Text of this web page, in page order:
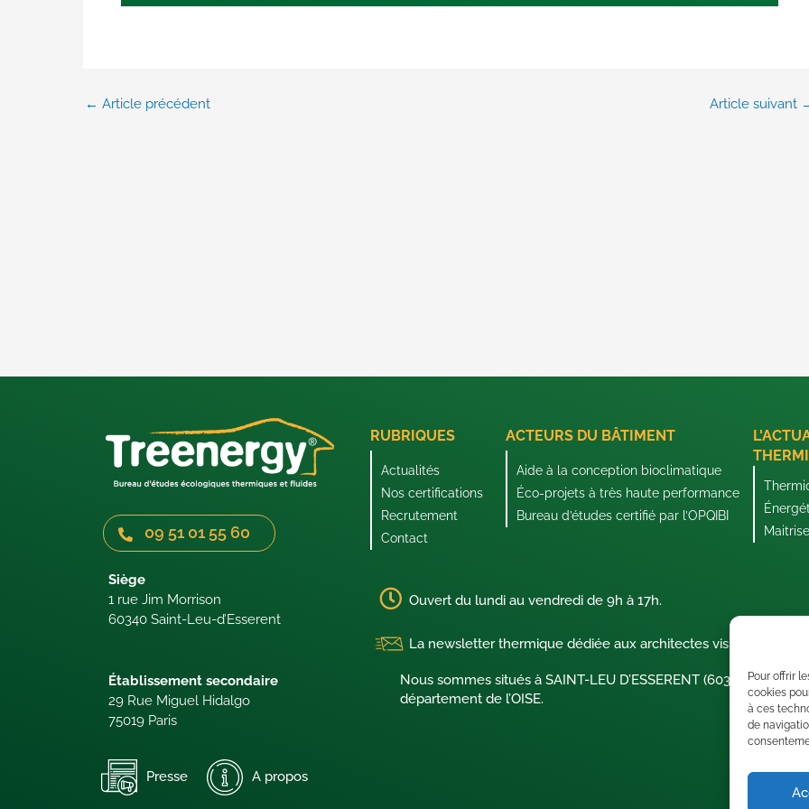
Pour offrir
cookies
à ces
de
← Article précédent Article suivant
09 51 01 55 60
Siège
1 rue Jim Morrison
60340 Saint-Leu-d’Esserent
Établissement secondaire
29 Rue Miguel Hidalgo
75019 Paris
Presse A propos
RUBRIQUES
Actualités
Nos certifications
Recrutement
Contact
ACTEURS DU BÂTIMENT
Aide à la conception bioclimatique
Éco-projets à très haute performance
Bureau d’études certifié par l’OPQIBI
Ouvert du lundi au vendredi de 9h à 17h.
La newsletter thermique dédiée aux architectes visionnaires !
Nous sommes situés à SAINT-LEU D’ESSERENT (60340) dans le
département de l’OISE.